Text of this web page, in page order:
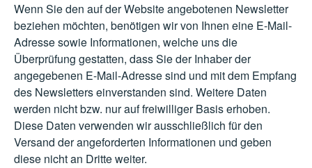
Wenn Sie den auf der Website angebotenen Newsletter
beziehen möchten, benötigen wir von Ihnen eine E-Mail-
Adresse sowie Informationen, welche uns die
Überprüfung gestatten, dass Sie der Inhaber der
angegebenen E-Mail-Adresse sind und mit dem Empfang
des Newsletters einverstanden sind. Weitere Daten
werden nicht bzw. nur auf freiwilliger Basis erhoben.
Diese Daten verwenden wir ausschließlich für den
Versand der angeforderten Informationen und geben
diese nicht an Dritte weiter.